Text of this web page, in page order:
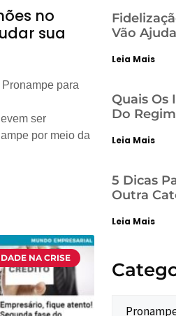
no
sua
para
ser
por meio da
NA CRISE
Vão
Leia Mais
Quais Os
Do
Leia Mais
5 Dicas
Outra
Leia Mais